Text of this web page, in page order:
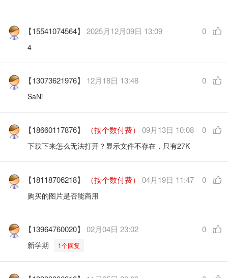
【15541074564】2025月12月09日 13:09 0
4
【13073621976】 12月18日 13:48 0
SaNi
【18660117876】 （按个数付费） 09月13日 10:08 0
下载下来怎么无法打开？显示文件不存在，只有27K
【18118706218】 （按个数付费） 04月19日 11:47 0
购买的图片是否能商用
【13964760020】02月04日 23:02 0
新学期 1个回复